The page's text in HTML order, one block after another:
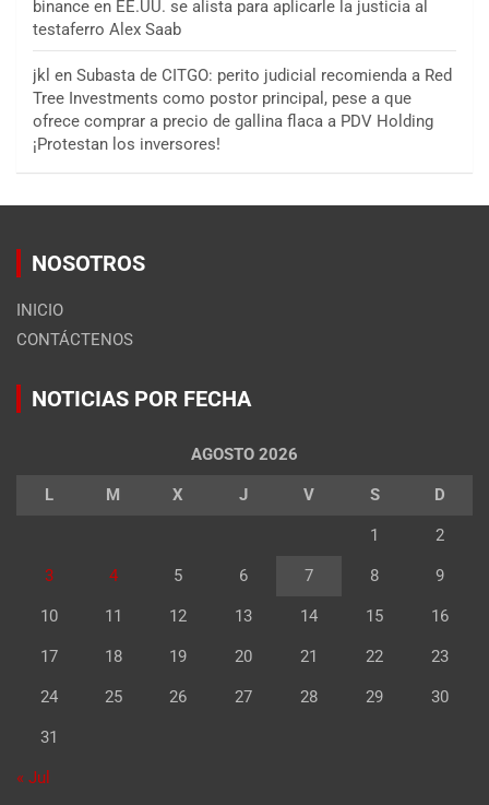
binance en EE.UU. se alista para aplicarle la justicia al
testaferro Alex Saab
jkl en Subasta de CITGO: perito judicial recomienda a Red
Tree Investments como postor principal, pese a que
ofrece comprar a precio de gallina flaca a PDV Holding
¡Protestan los inversores!
NOSOTROS
INICIO
CONTÁCTENOS
NOTICIAS POR FECHA
AGOSTO 2026
L M X J V S D
1 2
3 4 5 6 7 8 9
10 11 12 13 14 15 16
17 18 19 20 21 22 23
24 25 26 27 28 29 30
31
« Jul